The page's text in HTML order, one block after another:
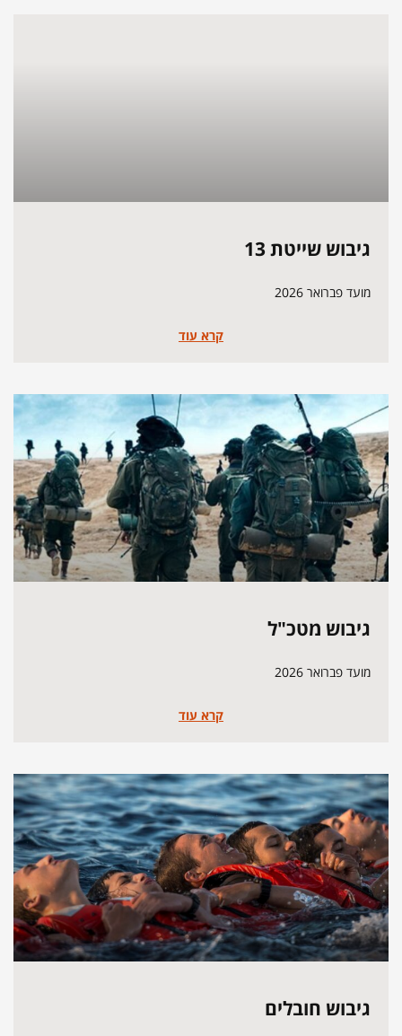
גיבוש שייטת 13
מועד פברואר 2026
קרא עוד
גיבוש מטכ"ל
מועד פברואר 2026
קרא עוד
גיבוש חובלים